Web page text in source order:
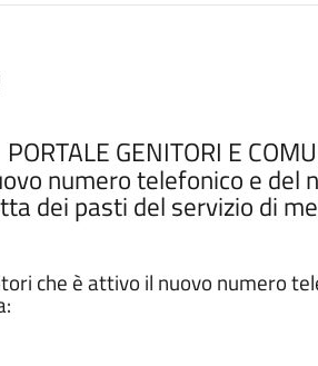
PORTALE GENITORI E
numero telefonico e del
dei pasti del servizio di
che è attivo il nuovo numero